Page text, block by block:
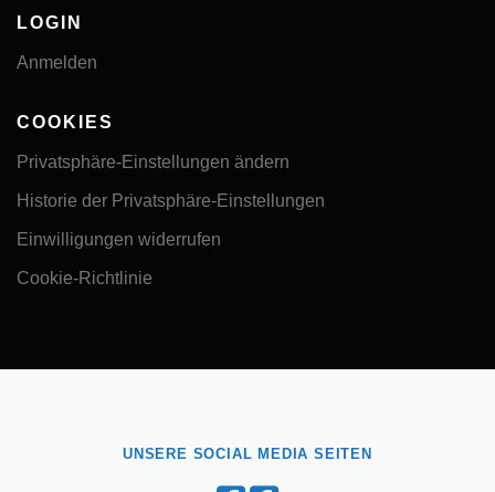
LOGIN
Anmelden
COOKIES
Privatsphäre-Einstellungen ändern
Historie der Privatsphäre-Einstellungen
Einwilligungen widerrufen
Cookie-Richtlinie
UNSERE SOCIAL MEDIA SEITEN